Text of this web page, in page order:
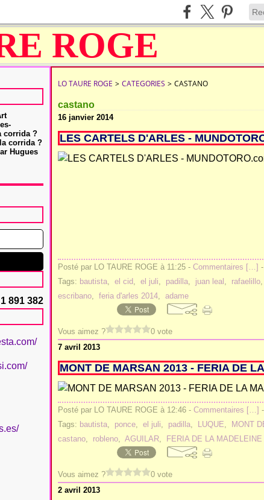
corrida ?
corrida ?
Hugues
1 891 382
LO TAURE ROGE > CATEGORIES > CASTANO
castano
16 janvier 2014
LES CARTELS D'ARLES -
Posté par LO TAURE ROGE à 11:25 - Commentaires […]
Tags: bautista, el cid, el juli, padilla, juan leal , rafaelillo,
escribano, feria d'arles 2014, adame
Vous aimez ?
0 vote
7 avril 2013
MONT DE MARSAN 2013 - FERIA DE
Posté par LO TAURE ROGE à 12:46 - Commentaires […]
Tags: bautista, ponce, el juli, padilla, LUQUE, MONT
castano, robleno, AGUILAR, FERIA DE LA MADELEINE
Vous aimez ?
0 vote
2 avril 2013